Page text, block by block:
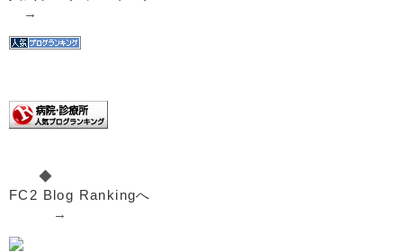
→
◆
FC2 Blog Rankingへ
→